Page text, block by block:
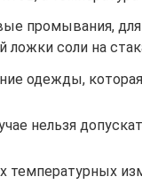
промывания,
ложки соли на
одежды,
нельзя
температурных